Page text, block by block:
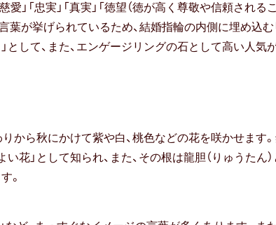
」「忠実」「真実」「徳望（徳が高く尊敬や信頼されるこ
葉が挙げられているため、結婚指輪の内側に埋め込む
として、また、エンゲージリングの石として高い人気
から秋にかけて紫や白、桃色などの花を咲かせます
花」として知られ、また、その根は龍胆（りゅうたん
。